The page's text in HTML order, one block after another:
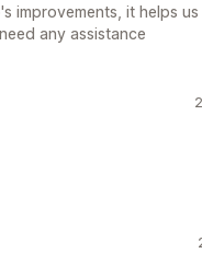
improvements, it helps
any assistance